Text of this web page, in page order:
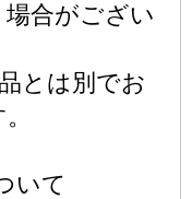
合がござい
とは別でお
いて